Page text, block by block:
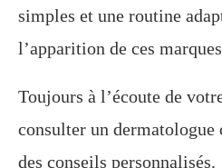
simples et une routine
l’apparition de ces
Toujours à l’écoute de
consulter un dermatologue
des conseils personnalisés.